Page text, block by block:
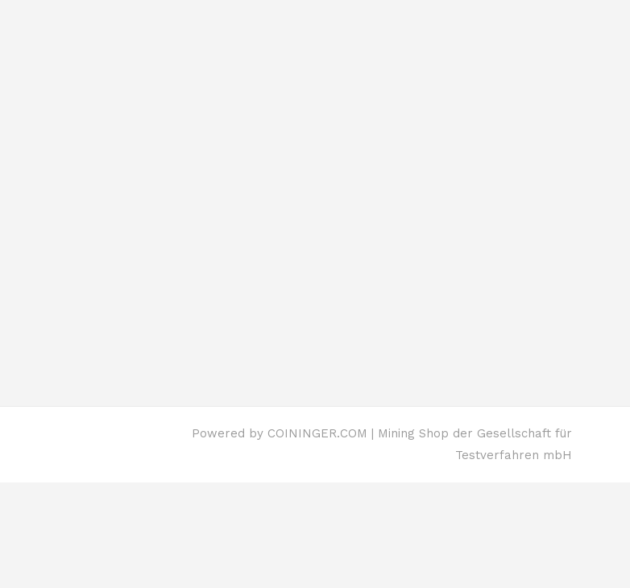
Powered by COININGER.COM | Mining Shop der Gesellschaft für
Testverfahren mbH